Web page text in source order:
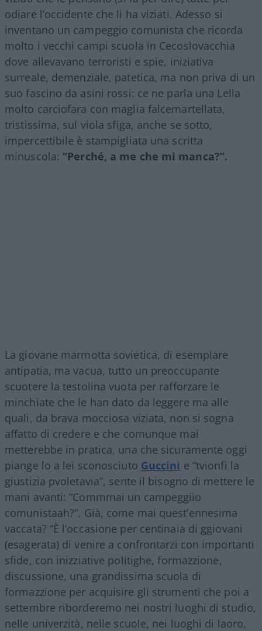
odiare l’occidente che li ha viziati. Adesso si
inventano un campeggio comunista che ricorda
molto i vecchi campi scuola in Cecoslovacchia
dove allevavano terroristi e spie, iniziativa
surreale, demenziale, patetica, ma non priva di un
suo fascino da asini rossi: ce ne parla una Lella
molto carciofara con maglia falcemartellata,
tristissima, sul viola sfiga, anche se sotto,
impercettibile è stampigliata una scritta
minuscola: “Perché, a me che mi manca?”.
La giovane marmotta sovietica, di esemplare
antipatia, ma vacua, tutto un preoccupante
scuotere la testolina vuota per rafforzare le
minchiate che le han dato da leggere ma alle
quali, da brava mocciosa viziata, non si sogna
affatto di credere e che comunque mai
metterebbe in pratica, una che sicuramente oggi
piange lo a lei sconosciuto Guccini e “tvionfi la
giustizia pvoletavia”, sente il bisogno di mettere le
mani avanti: “Commmai un campeggiio
comunistaah?”. Già, come mai quest’ennesima
vaccata? “È l’occasione per centinaia di ggiovani
(esagerata) di venire a confrontarzi con importanti
sfide, con inizziative politighe, formazzione,
discussione, una grandissima scuola di
formazzione per acquisire gli strumenti che poi a
settembre riborderemo nei nostri luoghi di studio,
nelle univerzità, nelle scuole, nei luoghi di laoro,